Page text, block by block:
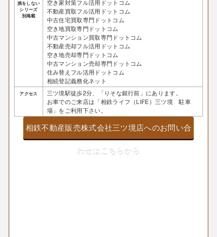
損をしない
シリーズ
別掲載
空き家対策フル活用ドットコム
不動産買取フル活用ドットコム
中古住宅買取専門ドットコム
空き地買取専門ドットコム
中古マンション買取専門ドットコム
不動産売却フル活用ドットコム
空き地売却専門ドットコム
中古マンション売却専門ドットコム
住み替えフル活用ドットコム
相続登記義務化ネット
アクセス
三ツ境駅徒歩2分、「りそな銀行前」にあります。
お車でのご来店は「相鉄ライフ（LIFE）三ツ境 駐車
場」をご利用下さい。
相鉄不動産販売株式会社三ツ境店へのお問い合
わせはこちらから